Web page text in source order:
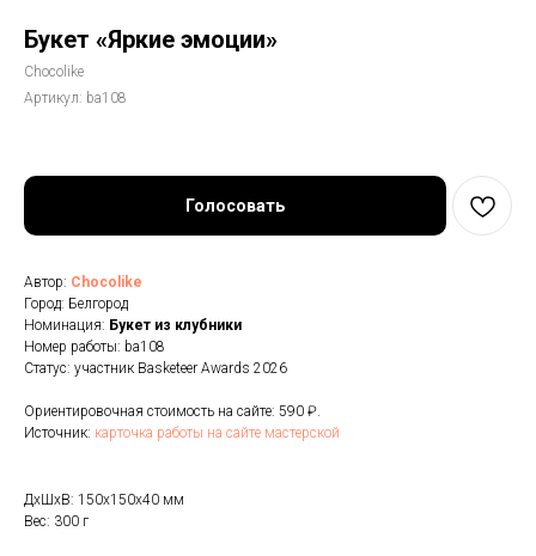
Букет «Яркие эмоции»
Chocolike
Артикул: ba108
Голосовать
Автор: Chocolike
Город: Белгород
Номинация: Букет из клубники
Номер работы: ba108
Статус: участник Basketeer Awards 2026
Ориентировочная стоимость на сайте: 590 ₽.
Источник: карточка работы на сайте мастерской
ДxШxВ: 150x150x40 мм
Вес: 300 г